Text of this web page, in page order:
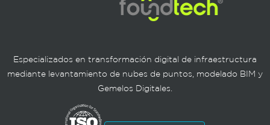
Especializados en transformación digital de infraestructura
mediante levantamiento de nubes de puntos, modelado BIM y
Gemelos Digitales.